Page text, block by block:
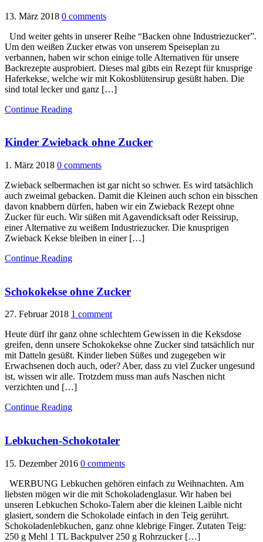
13. März 2018 0 comments
Und weiter gehts in unserer Reihe “Backen ohne Industriezucker”.
Um den weißen Zucker etwas von unserem Speiseplan zu
verbannen, haben wir schon einige tolle Alternativen für unsere
Backrezepte ausprobiert. Dieses mal gibts ein Rezept für knusprige
Haferkekse, welche wir mit Kokosblütensirup gesüßt haben. Die
sind total lecker und ganz […]
Continue Reading
Kinder Zwieback ohne Zucker
1. März 2018 0 comments
Zwieback selbermachen ist gar nicht so schwer. Es wird tatsächlich
auch zweimal gebacken. Damit die Kleinen auch schon ein bisschen
davon knabbern dürfen, haben wir ein Zwieback Rezept ohne
Zucker für euch. Wir süßen mit Agavendicksaft oder Reissirup,
einer Alternative zu weißem Industriezucker. Die knusprigen
Zwieback Kekse bleiben in einer […]
Continue Reading
Schokokekse ohne Zucker
27. Februar 2018 1 comment
Heute dürf ihr ganz ohne schlechtem Gewissen in die Keksdose
greifen, denn unsere Schokokekse ohne Zucker sind tatsächlich nur
mit Datteln gesüßt. Kinder lieben Süßes und zugegeben wir
Erwachsenen doch auch, oder? Aber, dass zu viel Zucker ungesund
ist, wissen wir alle. Trotzdem muss man aufs Naschen nicht
verzichten und […]
Continue Reading
Lebkuchen-Schokotaler
15. Dezember 2016 0 comments
WERBUNG Lebkuchen gehören einfach zu Weihnachten. Am
liebsten mögen wir die mit Schokoladenglasur. Wir haben bei
unseren Lebkuchen Schoko-Talern aber die kleinen Laible nicht
glasiert, sondern die Schokolade einfach in den Teig gerührt.
Schokoladenlebkuchen, ganz ohne klebrige Finger. Zutaten Teig:
250 g Mehl 1 TL Backpulver 250 g Rohrzucker […]